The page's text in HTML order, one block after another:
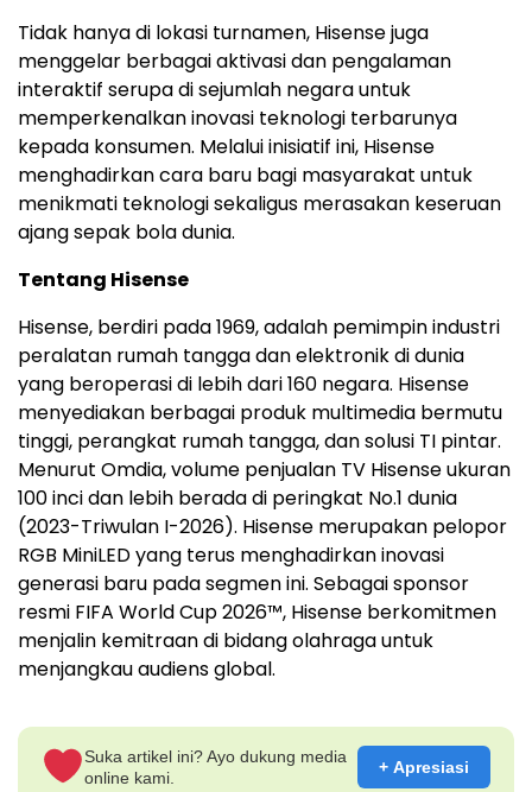
Tidak hanya di lokasi turnamen, Hisense juga
menggelar berbagai aktivasi dan pengalaman
interaktif serupa di sejumlah negara untuk
memperkenalkan inovasi teknologi terbarunya
kepada konsumen. Melalui inisiatif ini, Hisense
menghadirkan cara baru bagi masyarakat untuk
menikmati teknologi sekaligus merasakan keseruan
ajang sepak bola dunia.
Tentang Hisense
Hisense, berdiri pada 1969, adalah pemimpin industri
peralatan rumah tangga dan elektronik di dunia
yang beroperasi di lebih dari 160 negara. Hisense
menyediakan berbagai produk multimedia bermutu
tinggi, perangkat rumah tangga, dan solusi TI pintar.
Menurut Omdia, volume penjualan TV Hisense ukuran
100 inci dan lebih berada di peringkat No.1 dunia
(2023-Triwulan I-2026). Hisense merupakan pelopor
RGB MiniLED yang terus menghadirkan inovasi
generasi baru pada segmen ini. Sebagai sponsor
resmi FIFA World Cup 2026™, Hisense berkomitmen
menjalin kemitraan di bidang olahraga untuk
menjangkau audiens global.
Suka artikel ini? Ayo dukung media
online kami.
+ Apresiasi